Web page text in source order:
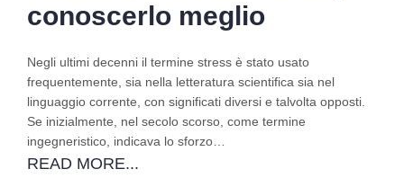
conoscerlo meglio
Negli ultimi decenni il termine stress è stato usato
frequentemente, sia nella letteratura scientifica sia nel
linguaggio corrente, con significati diversi e talvolta opposti.
Se inizialmente, nel secolo scorso, come termine
ingegneristico, indicava lo sforzo…
READ MORE...